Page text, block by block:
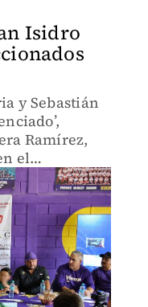
Isidro
y Sebastián
Ramírez,
el
Flag Football